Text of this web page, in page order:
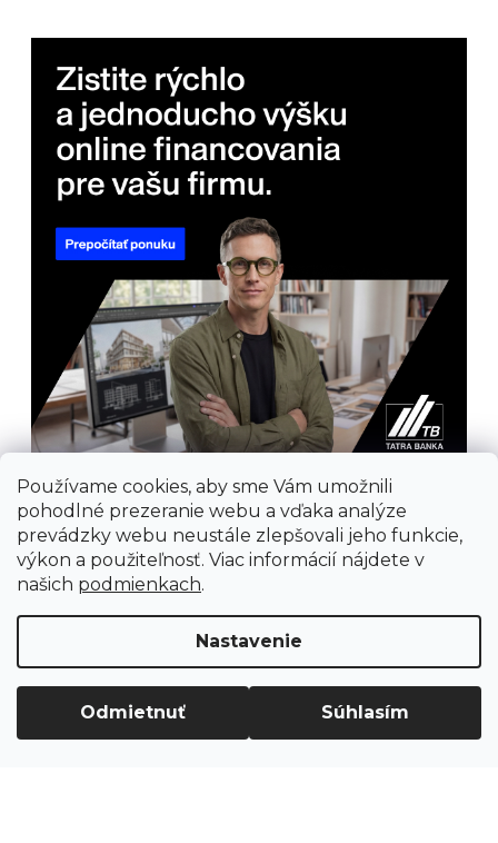
Používame cookies, aby sme Vám umožnili
pohodlné prezeranie webu a vďaka analýze
prevádzky webu neustále zlepšovali jeho funkcie,
výkon a použiteľnosť. Viac informácií nájdete v
našich podmienkach.
Nastavenie
Odmietnuť Súhlasím
Vytvoril Shoptet